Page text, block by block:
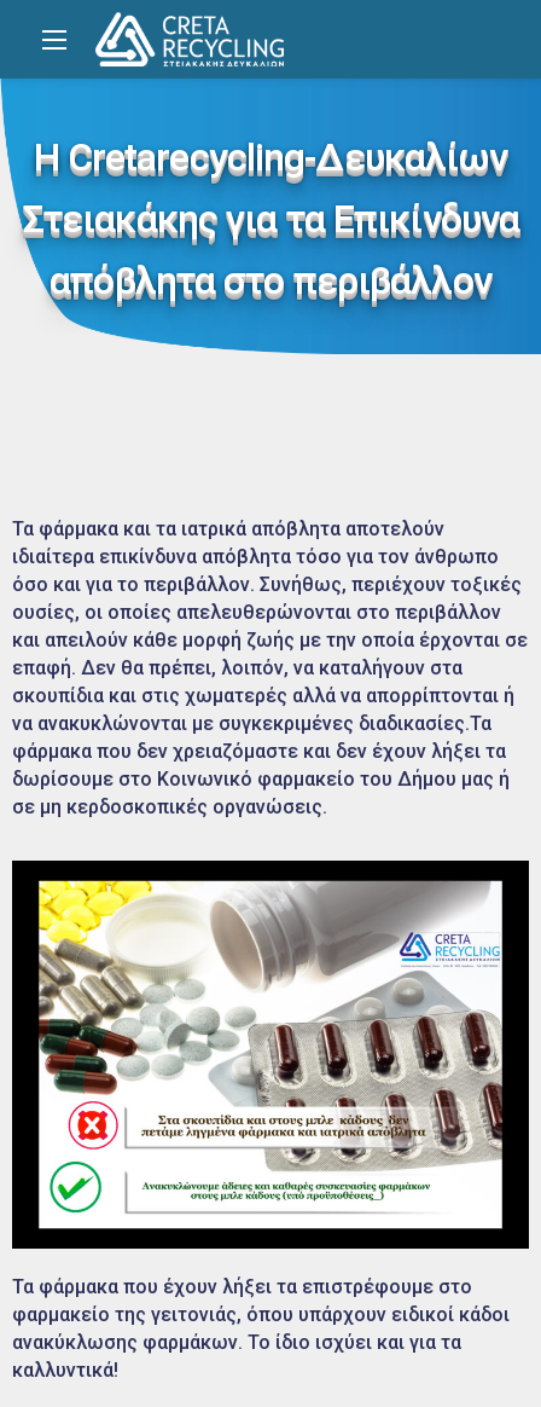
Η Cretarecycling-Δευκαλίων
Στειακάκης για τα Επικίνδυνα
απόβλητα στο περιβάλλον
Τα φάρμακα και τα ιατρικά απόβλητα αποτελούν
ιδιαίτερα επικίνδυνα απόβλητα τόσο για τον άνθρωπο
όσο και για το περιβάλλον. Συνήθως, περιέχουν τοξικές
ουσίες, οι οποίες απελευθερώνονται στο περιβάλλον
και απειλούν κάθε μορφή ζωής με την οποία έρχονται σε
επαφή. Δεν θα πρέπει, λοιπόν, να καταλήγουν στα
σκουπίδια και στις χωματερές αλλά να απορρίπτονται ή
να ανακυκλώνονται με συγκεκριμένες διαδικασίες.Τα
φάρμακα που δεν χρειαζόμαστε και δεν έχουν λήξει τα
δωρίσουμε στο Κοινωνικό φαρμακείο του Δήμου μας ή
σε μη κερδοσκοπικές οργανώσεις.
Τα φάρμακα που έχουν λήξει τα επιστρέφουμε στο
φαρμακείο της γειτονιάς, όπου υπάρχουν ειδικοί κάδοι
ανακύκλωσης φαρμάκων. Το ίδιο ισχύει και για τα
καλλυντικά!